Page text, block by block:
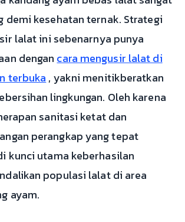
demi kesehatan ternak. Strategi
lalat ini sebenarnya punya
dengan cara mengusir lalat di
terbuka , yakni menitikberatkan
lingkungan. Oleh karena
sanitasi ketat dan
perangkap yang tepat
kunci utama keberhasilan
populasi lalat di area
ayam.